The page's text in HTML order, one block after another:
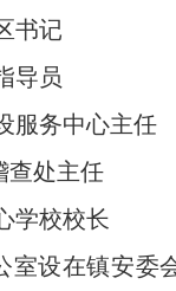
记
员
中心主任
主任
校长
设在镇安委